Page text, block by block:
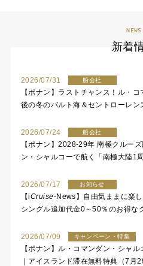
NEWS
新着
2026/07/31 船会社
【ポナン】ラストチャンス！ル・
後の冬のバルト海＆セントローレン
2026/07/24 船会社
【ポナン】2028-29年 南極クルー
ン・シャルコーで航く「南極大陸1
2026/07/17 お知らせ
【iCruise-News】自由気ままに楽
シングル追加代金0～50％のお得な
2026/07/09 キャンペーン・特集
【ポナン】ル・コマンダン・シャ
｜アイスランド滞在無料特典（7月